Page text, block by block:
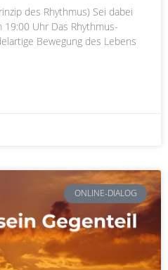
des Rhythmus) Sei dabei
Uhr Das Rhythmus-
Bewegung des Lebens
ONLINE-DIALOG